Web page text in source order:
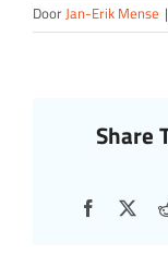
Door Jan-Erik Mense |
Share
Facebook
X